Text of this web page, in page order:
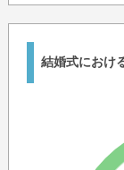
結婚式におけ